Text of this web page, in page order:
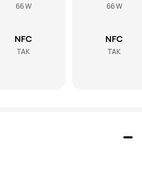
66 W
NFC
TAK
66 W
NFC
TAK